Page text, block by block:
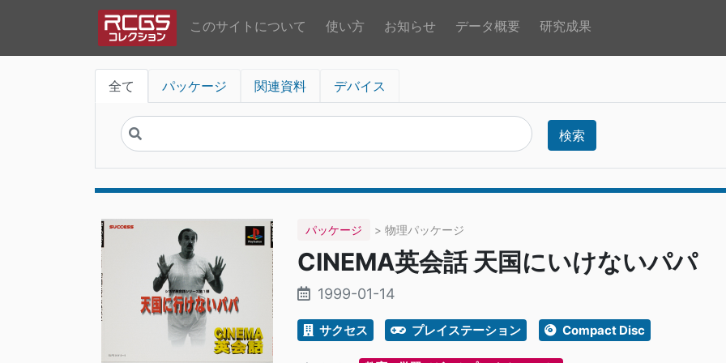
このサイトについて 使い方 お知らせ データ概要 研究成果
全て パッケージ 関連資料 デバイス
検索
パッケージ > 物理パッケージ
CINEMA英会話 天国にいけないパパ
1999-01-14
サクセス プレイステーション Compact Disc